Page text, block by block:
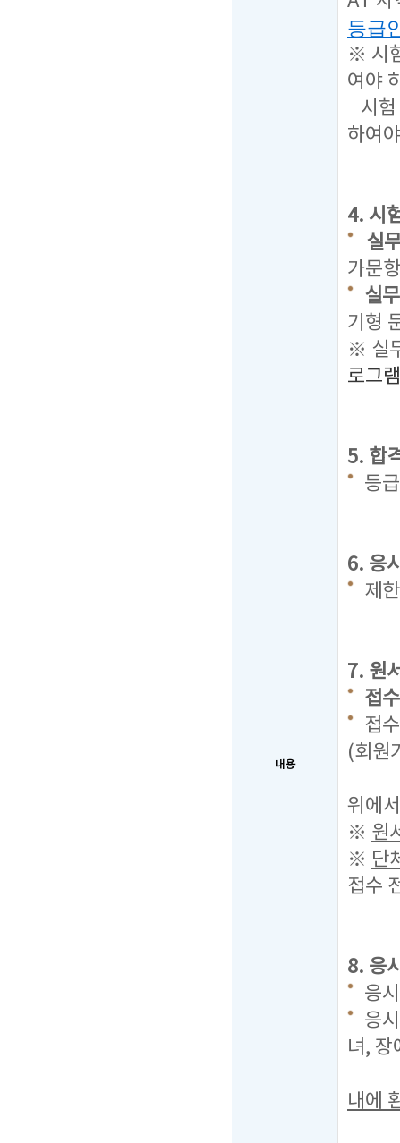
내용
등급
※ 시
여야
시
하여
4. 시
실
가문
실
기형
※ 실
로그램
5. 합
등
6. 응
제
7. 원
접
접
(회원
위에
※ 원
※ 단
접수
8. 응
응
응
녀, 장
내에